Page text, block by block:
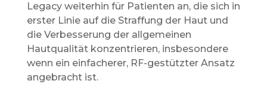
Legacy weiterhin für Patienten an, die sich in
erster Linie auf die Straffung der Haut und
die Verbesserung der allgemeinen
Hautqualität konzentrieren, insbesondere
wenn ein einfacherer, RF-gestützter Ansatz
angebracht ist.